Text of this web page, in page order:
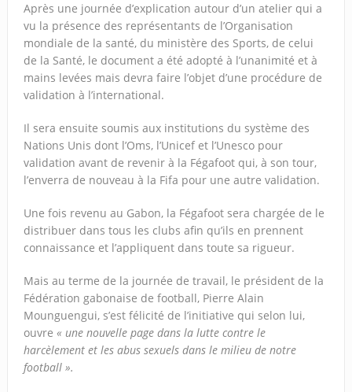
Après une journée d’explication autour d’un atelier qui a
vu la présence des représentants de l’Organisation
mondiale de la santé, du ministère des Sports, de celui
de la Santé, le document a été adopté à l’unanimité et à
mains levées mais devra faire l’objet d’une procédure de
validation à l’international.
Il sera ensuite soumis aux institutions du système des
Nations Unis dont l’Oms, l’Unicef et l’Unesco pour
validation avant de revenir à la Fégafoot qui, à son tour,
l’enverra de nouveau à la Fifa pour une autre validation.
Une fois revenu au Gabon, la Fégafoot sera chargée de le
distribuer dans tous les clubs afin qu’ils en prennent
connaissance et l’appliquent dans toute sa rigueur.
Mais au terme de la journée de travail, le président de la
Fédération gabonaise de football, Pierre Alain
Mounguengui, s’est félicité de l’initiative qui selon lui,
ouvre « une nouvelle page dans la lutte contre le
harcèlement et les abus sexuels dans le milieu de notre
football ».